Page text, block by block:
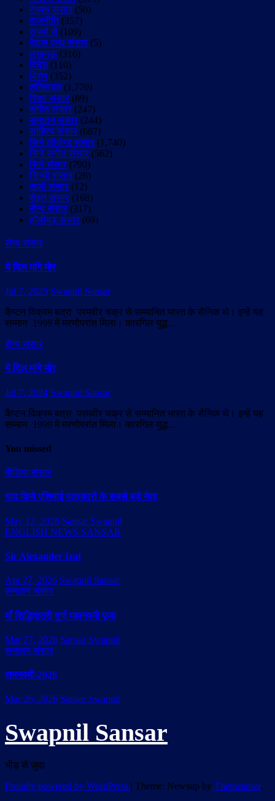
रंगमंच संसार (50)
राजनीति(357)
राज्यों से (109)
रैदास पन्थ संसार (5)
लखनऊ (316)
विदेश(110)
विशेष (352)
शख़्सियत(1,770)
शिक्षा संसार (89)
संगीत संसार (247)
सनातन संसार (244)
साहित्य संसार (687)
सिने लीजेन्ड संसार (1,740)
सिने संगीत संसार (562)
सिने संसार (790)
सिन्धी संसार (26)
सूफी संसार (12)
सेहत संसार (168)
सैन्य संसार (317)
हॉलीवुड़ संसार (69)
सैन्य संसार
ये दिल मांगे मोर
Jul 7, 2025 Swapnil Sansar
कैप्टन विक्रम बत्रा परमवीर चक्र से सम्मानित भारत के सैनिक थे। इन्हें यह
सम्मान 1999 में मरणोपरांत मिला। कारगिल युद्ध…
सैन्य संसार
ये दिल मांगे मोर
Jul 7, 2024 Swapnil Sansar
कैप्टन विक्रम बत्रा परमवीर चक्र से सम्मानित भारत के सैनिक थे। इन्हें यह
सम्मान 1999 में मरणोपरांत मिला। कारगिल युद्ध…
You missed
मीडिया संसार
याद किये एशियाई पत्रकारों के सबसे बड़े नेता
May 12, 2026 Sansar Swapnil
ENGLISH NEWS SANSAR
Sir Alexander Izat
Apr 27, 2026 Swapnil Sansar
सनातन संसार
माँ सिद्धिदात्री दुर्गा महानवमी पूजा
Mar 27, 2026 Sansar Swapnil
सनातन संसार
रामनवमी-2026
Mar 26, 2026 Sansar Swapnil
Swapnil Sansar
भीड़ से जुदा
Proudly powered by WordPress | Theme: Newsup by Themeansar.